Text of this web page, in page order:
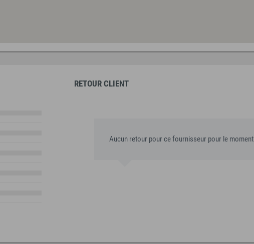
RETOUR CLIENT
Aucun retour pour ce fournisseur pour le